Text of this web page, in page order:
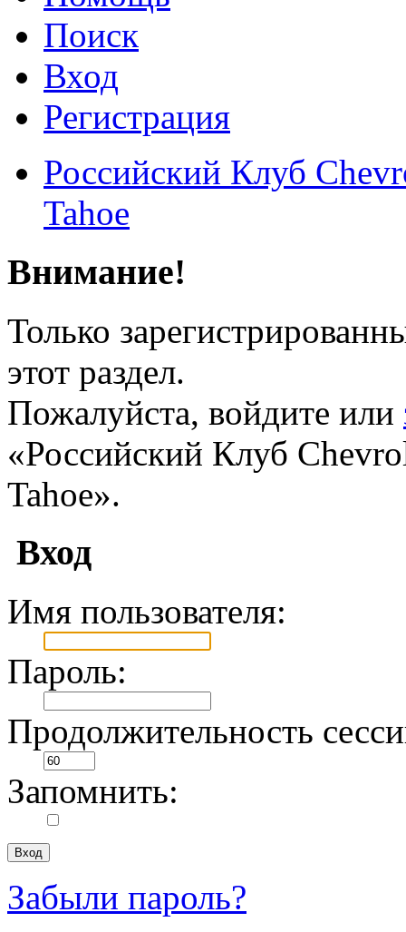
Поиск
Вход
Регистрация
Российский Клуб
Tahoe
Внимание!
Только
этот раздел.
Пожалуйста, войдите или
«Российский Клуб
Tahoe».
Вход
Имя пользователя:
Пароль:
Продолжительность
Запомнить:
Забыли пароль?